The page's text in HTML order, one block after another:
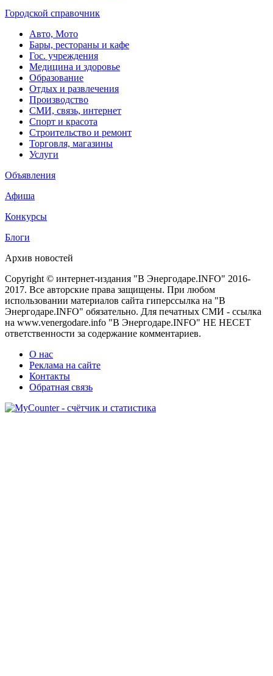
Городской справочник
Авто, Мото
Бары, рестораны и кафе
Гос. учреждения
Медицина и здоровье
Образование
Отдых и развлечения
Производство
СМИ, связь, интернет
Спорт и красота
Строительство и ремонт
Торговля, магазины
Услуги
Объявления
Афиша
Конкурсы
Блоги
Архив новостей
Copyright © интернет-издания "В Энергодаре.INFO" 2016-
2017. Все авторские права защищены. При любом
использовании материалов сайта гиперссылка на "В
Энергодаре.INFO" обязательно. Для печатных СМИ - ссылка
на www.venergodare.info "В Энергодаре.INFO" НЕ НЕСЕТ
ответственности за содержание комментариев.
О нас
Реклама на сайте
Контакты
Обратная связь